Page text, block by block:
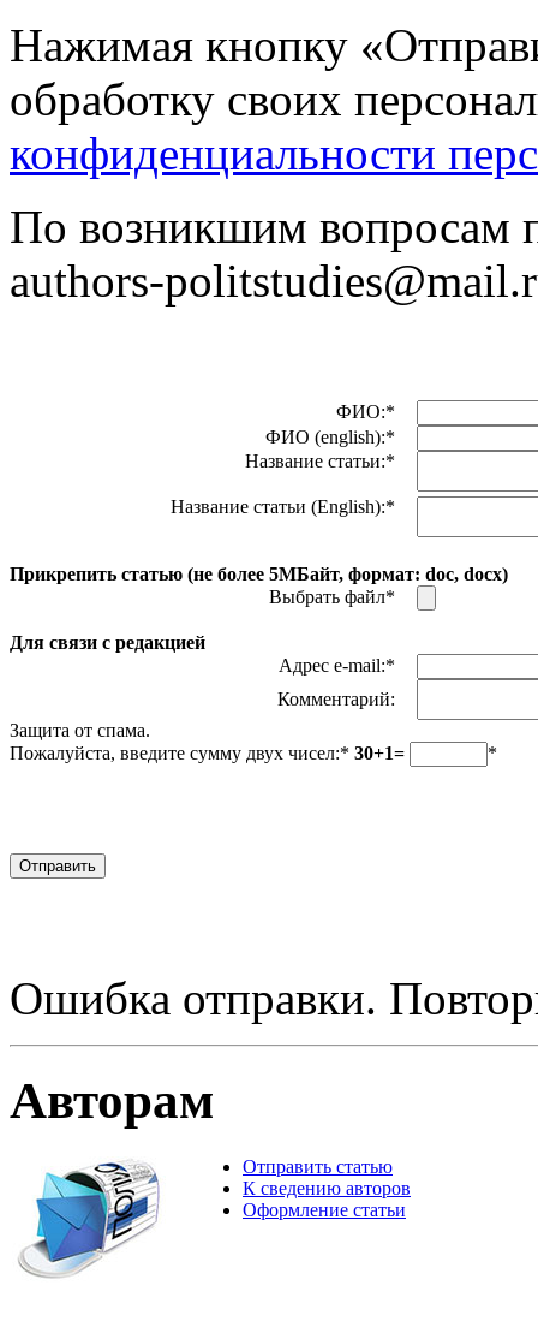
Нажимая кнопку
обработку своих
конфиденциальности
По возникшим вопросам
authors-
ФИО:*
ФИО (english):*
Название статьи:*
Название статьи (English):*
Прикрепить статью (не более 5МБайт, формат: doc, docx)
Выбрать файл*
Для связи с редакцией
Адрес e-mail:*
Комментарий:
Защита от спама.
Пожалуйста, введите сумму двух чисел:* 30+1= *
Ошибка отправки.
Авторам
Отправить статью
К сведению авторов
Оформление статьи